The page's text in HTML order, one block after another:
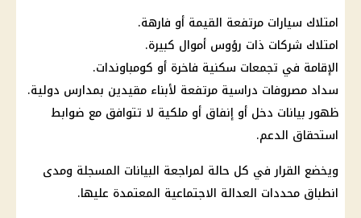
امتلاك سيارات مرتفعة القيمة أو فارهة.
امتلاك شركات ذات رؤوس أموال كبيرة.
الإقامة في تجمعات سكنية فاخرة أو كومباوندات.
سداد مصروفات دراسية مرتفعة لأبناء مقيدين بمدارس دولية.
ظهور بيانات دخل أو إنفاق أو ملكية لا تتوافق مع ضوابط
استحقاق الدعم.
ويخضع القرار في كل حالة لمراجعة البيانات المسجلة ومدى
انطباق محددات العدالة الاجتماعية المعتمدة عليها.